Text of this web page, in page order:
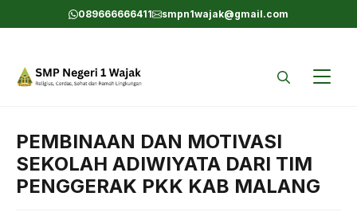
to
089666666411 smpn1wajak@gmail.com
PEMBINAAN DAN MOTIVASI
SEKOLAH ADIWIYATA DARI TIM
PENGGERAK PKK KAB MALANG